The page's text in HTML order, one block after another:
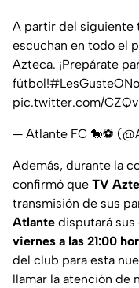
A partir del siguiente
escuchan en todo el
Azteca. ¡Prepárate
fútbol!
pic.twitter.com/
— Atlante FC 🐎⚽️
Además, durante la
confirmó que TV
transmisión de sus
Atlante disputará
viernes a las 21:00
del club para esta
llamar la atención de